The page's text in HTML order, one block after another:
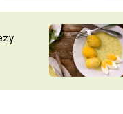
Novinky
ŠÉFREDAKTORKY